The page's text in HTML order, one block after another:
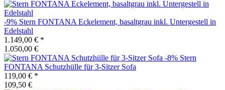
-9% Stern FONTANA Eckelement, basaltgrau inkl. Untergestell in
Edelstahl
1.149,00 € *
1.050,00 €
-8% Stern
FONTANA Schutzhülle für 3-Sitzer Sofa
119,00 € *
109,50 €